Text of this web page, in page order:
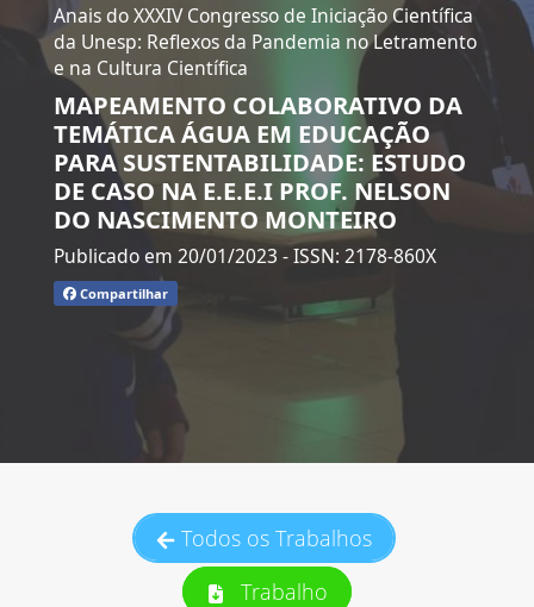
Anais do XXXIV Congresso de Iniciação Científica
da Unesp: Reflexos da Pandemia no Letramento
e na Cultura Científica
MAPEAMENTO COLABORATIVO DA
TEMÁTICA ÁGUA EM EDUCAÇÃO
PARA SUSTENTABILIDADE: ESTUDO
DE CASO NA E.E.E.I PROF. NELSON
DO NASCIMENTO MONTEIRO
Publicado em 20/01/2023 - ISSN: 2178-860X
Compartilhar
Todos os Trabalhos
Trabalho